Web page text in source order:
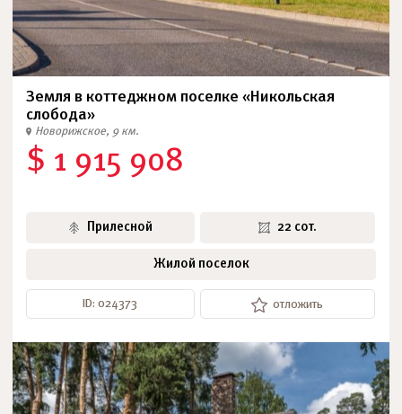
Земля в коттеджном поселке «Никольская
слобода»
Новорижское, 9 км.
$ 1 915 908
Прилесной 22 сот.
Жилой поселок
ID: 024373 отложить